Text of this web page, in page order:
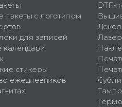
пакеты с логотипом
для записей
календари
стикеры
ежедневников
DTF-